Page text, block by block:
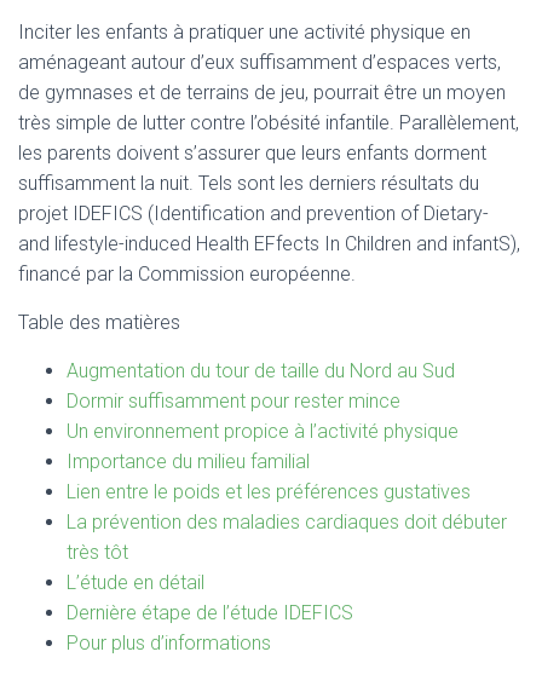
Inciter les enfants à pratiquer une activité physique en
aménageant autour d’eux suffisamment d’espaces verts,
de gymnases et de terrains de jeu, pourrait être un moyen
très simple de lutter contre l’obésité infantile. Parallèlement,
les parents doivent s’assurer que leurs enfants dorment
suffisamment la nuit. Tels sont les derniers résultats du
projet IDEFICS (Identification and prevention of Dietary-
and lifestyle-induced Health EFfects In Children and infantS),
financé par la Commission européenne.
Table des matières
Augmentation du tour de taille du Nord au Sud
Dormir suffisamment pour rester mince
Un environnement propice à l’activité physique
Importance du milieu familial
Lien entre le poids et les préférences gustatives
La prévention des maladies cardiaques doit débuter
très tôt
L’étude en détail
Dernière étape de l’étude IDEFICS
Pour plus d’informations